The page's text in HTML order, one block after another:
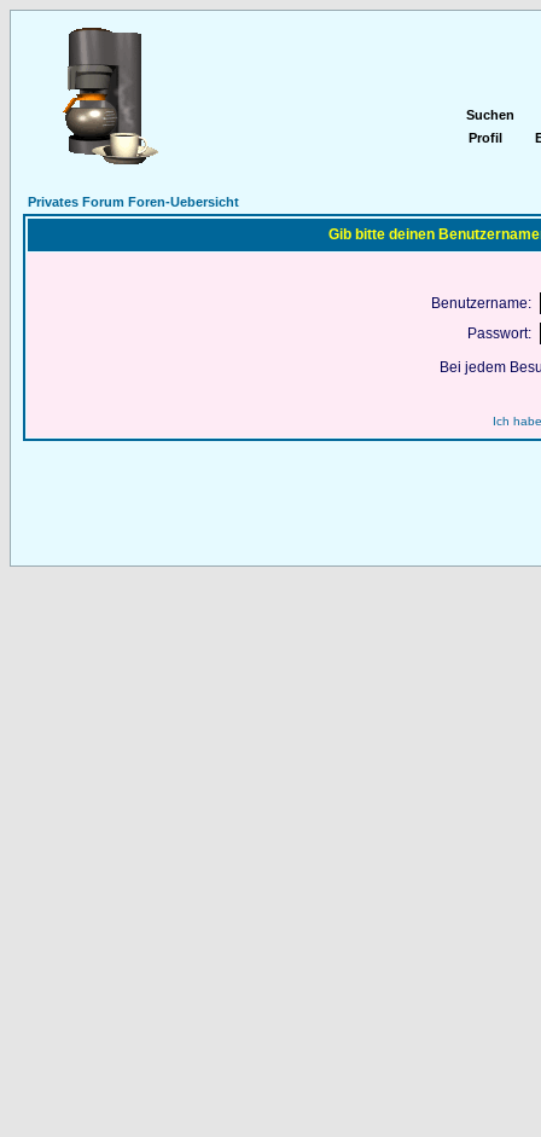
Suchen
Profil
Privates Forum Foren-Uebersicht
Gib bitte deinen
Benutzername:
Passwort:
Bei jedem
Ich